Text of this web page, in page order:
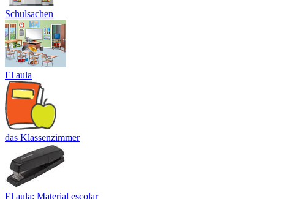
Schulsachen
El aula
das Klassenzimmer
El aula: Material escolar